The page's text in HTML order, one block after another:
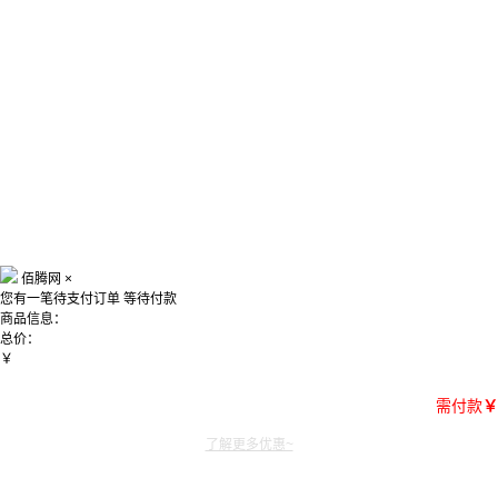
佰腾网 ×
您有一笔待支付订单 等待付款
商品信息：
总价：
￥
需付款￥
了解更多优惠~